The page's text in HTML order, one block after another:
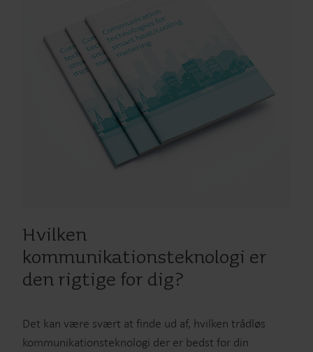
Hvilken
kommunikationsteknologi er
den rigtige for dig?
Det kan være svært at finde ud af, hvilken trådløs
kommunikationsteknologi der er bedst for din